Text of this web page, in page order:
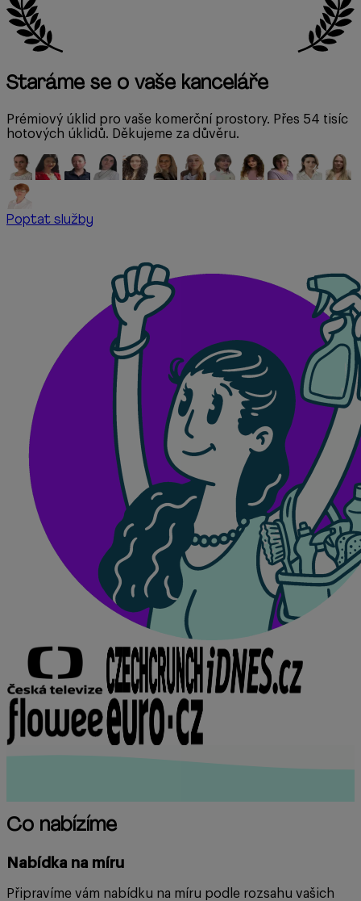
Staráme se o vaše kanceláře
Prémiový úklid pro vaše komerční prostory. Přes 54 tisíc
hotových úklidů. Děkujeme za důvěru.
Poptat služby
Co nabízíme
Nabídka na míru
Připravíme vám nabídku na míru podle rozsahu vašich